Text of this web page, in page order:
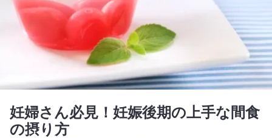
妊婦さん必見！妊娠後期の上手な間食
の摂り方